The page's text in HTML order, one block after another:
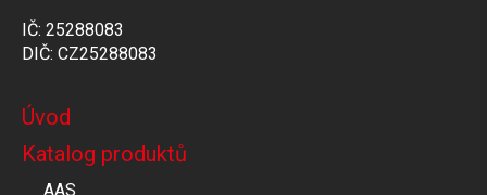
IČ: 25288083
DIČ: CZ25288083
Úvod
Katalog produktů
AAS